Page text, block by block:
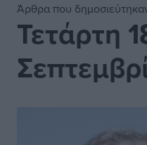
Άρθρα που
Τετάρτη